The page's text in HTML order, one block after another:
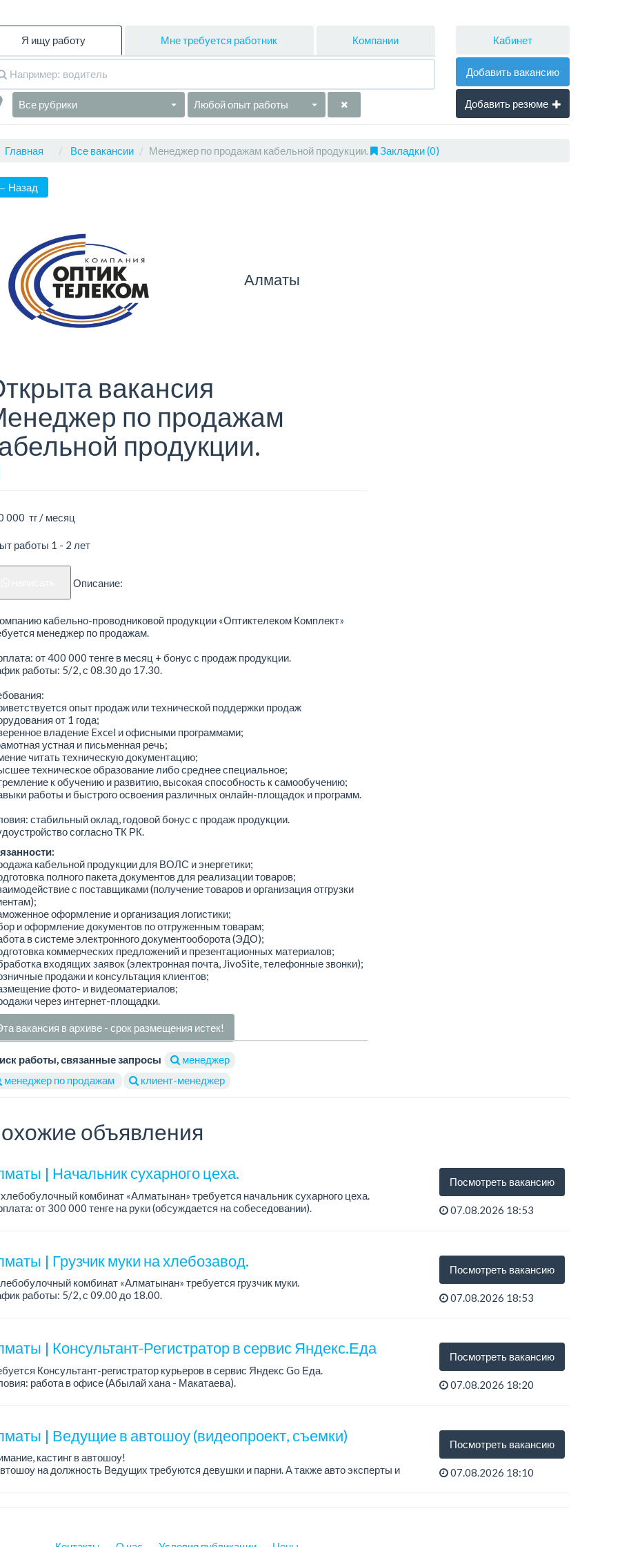
Я ищу работу Мне требуется работник Компании
Все рубрики Любой опыт работы
Кабинет
Добавить вакансию
Добавить резюме
Главная Все вакансии Менеджер по продажам кабельной продукции. Закладки (0)
Назад
Алматы
вакансия
по продажам
продукции.
000 тг / месяц
работы 1 - 2 лет
Описание:
кабельно-проводниковой продукции «Оптиктелеком Комплект»
менеджер по продажам.
от 400 000 тенге в месяц + бонус с продаж продукции.
работы: 5/2, с 08.30 до 17.30.
опыт продаж или технической поддержки продаж
от 1 года;
владение Excel и офисными программами;
устная и письменная речь;
читать техническую документацию;
техническое образование либо среднее специальное;
к обучению и развитию, высокая способность к самообучению;
работы и быстрого освоения различных онлайн-площадок и программ.
стабильный оклад, годовой бонус с продаж продукции.
согласно ТК РК.
кабельной продукции для ВОЛС и энергетики;
полного пакета документов для реализации товаров;
с поставщиками (получение товаров и организация отгрузки
оформление и организация логистики;
и оформление документов по отгруженным товарам;
в системе электронного документооборота (ЭДО);
коммерческих предложений и презентационных материалов;
входящих заявок (электронная почта, JivoSite, телефонные звонки);
продажи и консультация клиентов;
фото- и видеоматериалов;
через интернет-площадки.
вакансия в архиве - срок размещения истек!
работы, связанные запросы
менеджер
менеджер по продажам
клиент-менеджер
объявления
| Начальник сухарного цеха.
комбинат «Алматынан» требуется начальник сухарного цеха.
от 300 000 тенге на руки (обсуждается на собеседовании).
Посмотреть вакансию
07.08.2026 18:53
| Грузчик муки на хлебозавод.
комбинат «Алматынан» требуется грузчик муки.
работы: 5/2, с 09.00 до 18.00.
Посмотреть вакансию
07.08.2026 18:53
| Консультант-Регистратор в сервис Яндекс.Еда
Консультант-регистратор курьеров в сервис Яндекс Go Еда.
работа в офисе (Абылай хана - Макатаева).
Посмотреть вакансию
07.08.2026 18:20
| Ведущие в автошоу (видеопроект, съемки)
кастинг в автошоу!
на должность Ведущих требуются девушки и парни. А также авто эксперты и
Посмотреть вакансию
07.08.2026 18:10